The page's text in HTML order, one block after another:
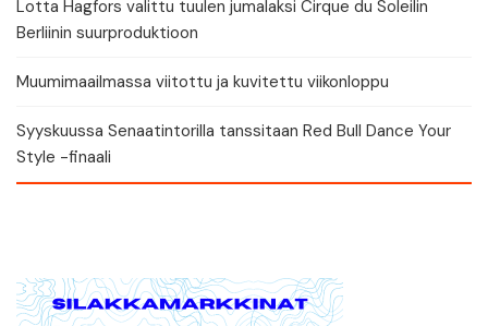
Lotta Hagfors valittu tuulen jumalaksi Cirque du Soleilin
Berliinin suurproduktioon
Muumimaailmassa viitottu ja kuvitettu viikonloppu
Syyskuussa Senaatintorilla tanssitaan Red Bull Dance Your
Style -finaali